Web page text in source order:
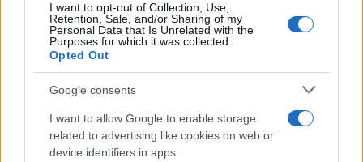
I want to opt-out of Collection, Use,
Retention, Sale, and/or Sharing of my
Personal Data that Is Unrelated with the
Purposes for which it was collected.
Opted Out
Google consents
I want to allow Google to enable storage
related to advertising like cookies on web or
device identifiers in apps.